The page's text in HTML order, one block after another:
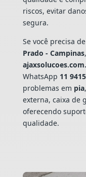
riscos, evitar
segura.
Se você precisa
Prado - Campinas
WhatsApp 11
problemas em pia,
externa, caixa de
oferecendo
qualidade.